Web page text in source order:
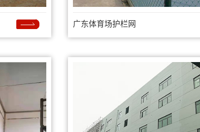
广东体育场护栏网